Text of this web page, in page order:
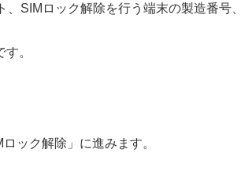
、SIMロック解除を行う端末の製造番号
。
ック解除」に進みます。